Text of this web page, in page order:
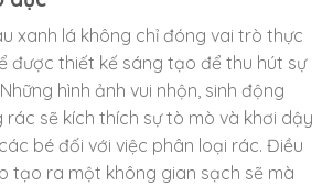
xanh lá không chỉ đóng vai trò thực
được thiết kế sáng tạo để thu hút sự
hình ảnh vui nhộn, sinh động
sẽ kích thích sự tò mò và khơi dậy
bé đối với việc phân loại rác. Điều
tạo ra một không gian sạch sẽ mà